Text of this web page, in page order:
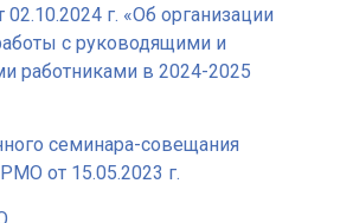
г. «Об организации
с руководящими и
работниками в 2024-2025
семинара-совещания
от 15.05.2023 г.